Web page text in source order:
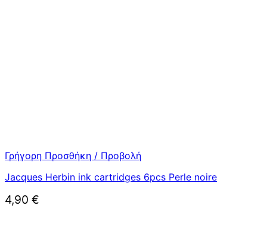
Γρήγορη Προσθήκη / Προβολή
Jacques Herbin ink cartridges 6pcs Perle noire
4,90 €